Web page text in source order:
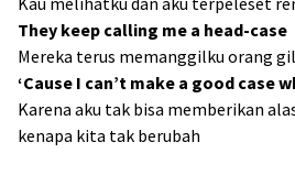
They keep calling me a head-case
Mereka terus memanggilku orang
‘Cause I can’t make a good case
Karena aku tak bisa memberikan
kenapa kita tak berubah